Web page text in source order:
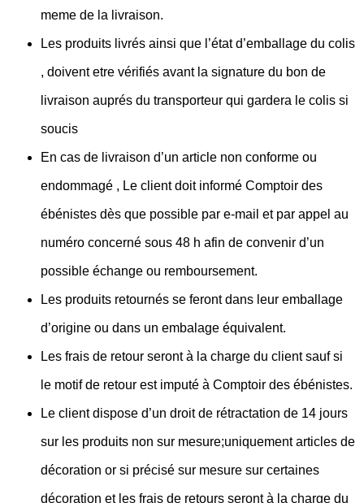
meme de la livraison.
Les produits livrés ainsi que l’état d’emballage du colis
, doivent etre vérifiés avant la signature du bon de
livraison auprés du transporteur qui gardera le colis si
soucis
En cas de livraison d’un article non conforme ou
endommagé , Le client doit informé Comptoir des
ébénistes dès que possible par e-mail et par appel au
numéro concerné sous 48 h afin de convenir d’un
possible échange ou remboursement.
Les produits retournés se feront dans leur emballage
d’origine ou dans un embalage équivalent.
Les frais de retour seront à la charge du client sauf si
le motif de retour est imputé à Comptoir des ébénistes.
Le client dispose d’un droit de rétractation de 14 jours
sur les produits non sur mesure;uniquement articles de
décoration or si précisé sur mesure sur certaines
décoration et les frais de retours seront à la charge du